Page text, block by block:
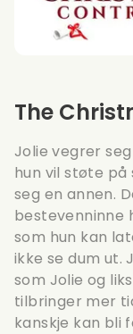
The
Jolie vegrer
hun vil støte
seg en annen.
bestevenninne
som hun kan
ikke se dum ut.
som Jolie og
tilbringer mer
kanskje kan bli